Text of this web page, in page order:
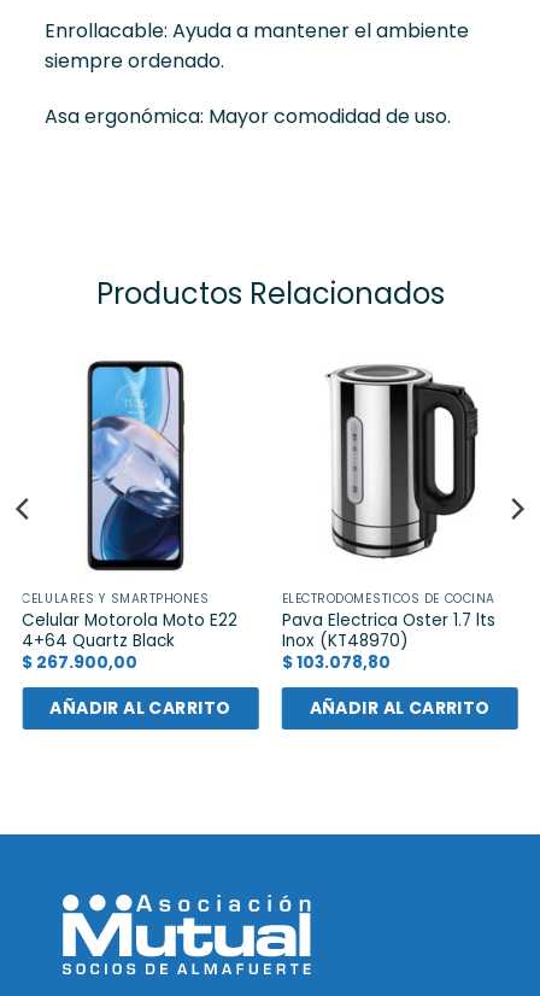
Enrollacable: Ayuda a mantener el ambiente
siempre ordenado.
Asa ergonómica: Mayor comodidad de uso.
Productos Relacionados
CELULARES Y SMARTPHONES
Celular Motorola Moto E22
4+64 Quartz Black
$ 267.900,00
AÑADIR AL CARRITO
ELECTRODOMÉSTICOS DE COCINA
Pava Electrica Oster 1.7 lts
Inox (KT48970)
$103.078,80
AÑADIR AL CARRITO